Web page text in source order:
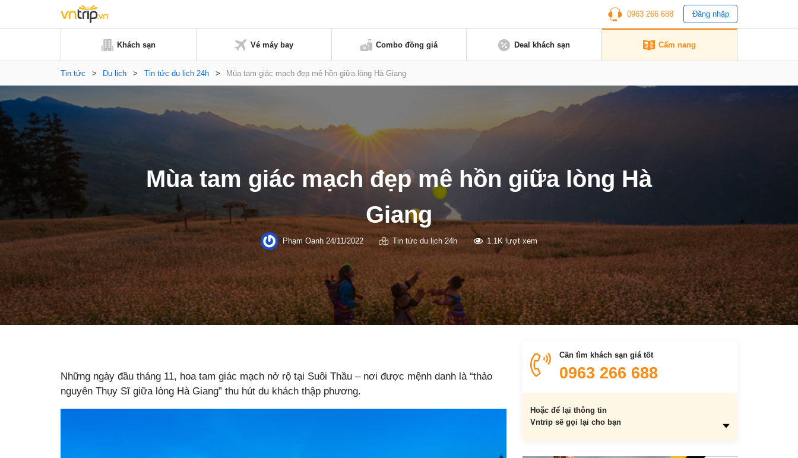
0963 266 688 Đăng nhập
Khách sạn Vé máy bay Combo đồng giá Deal khách sạn Cẩm nang
Tin tức > Du lịch > Tin tức du lịch 24h > Mùa tam giác mạch đẹp mê hồn giữa lòng Hà Giang
Mùa tam giác mạch đẹp mê hồn giữa lòng Hà
Giang
Phạm Oanh24/11/2022 Tin tức du lịch 24h 1.1K lượt xem
Những ngày đầu tháng 11, hoa tam giác mạch nở rộ tại Suôi Thầu – nơi được mệnh danh là “thảo
nguyên Thụy Sĩ giữa lòng Hà Giang” thu hút du khách thập phương.
Cần tìm khách sạn giá tốt
0963 266 688
Hoặc để lại thông tin
Vntrip sẽ gọi lại cho bạn